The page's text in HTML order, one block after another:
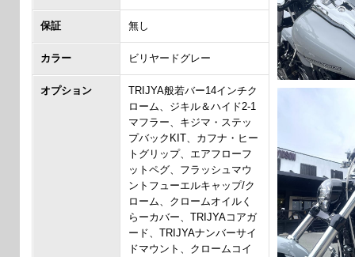
保証 無し
カラー ビリヤードグレー
オプション
TRIJYA般若バー14インチク
ローム、ジキル＆ハイド2-1
マフラー、キジマ・ステッ
プバックKIT、カフナ・ヒー
トグリップ、エアフローフ
ットペグ、フラッシュマウ
ントフューエルキャップ/ク
ローム、クロームオイルく
らーカバー、TRIJYAコアガ
ード、TRIJYAナンバーサイ
ドマウント、クロームコイ